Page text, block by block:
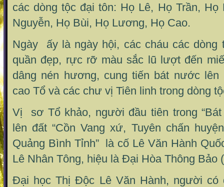
các dòng tộc đại tôn: Họ Lê, Họ Trần, Họ
Nguyễn, Họ Bùi, Họ Lương, Họ Cao.
Ngày ấy là ngày hội, các cháu các
quần đẹp, rực rỡ màu sắc lũ lượt đến
dâng nén hương, cung tiến bát nước
cao Tổ và các chư vị Tiên linh trong dòng
Vị sơ Tổ khảo, người đầu tiên trong
lên đất “Cồn Vang xứ, Tuyên chấn
Quảng Bình Tỉnh” là cố Lê Văn Hành
Lê Nhân Tông, hiệu là Đại Hòa Thông Bảo
Đại học Thị Độc Lê Văn Hành, người có